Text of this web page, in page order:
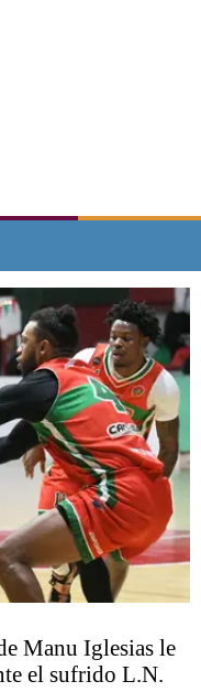
Manu Iglesias le
el sufrido L.N.